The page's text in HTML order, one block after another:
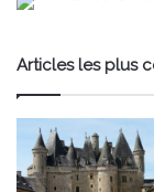
Articles les plus